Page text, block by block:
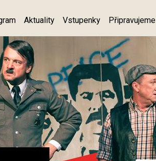
Aktuality Vstupenky Připravujeme